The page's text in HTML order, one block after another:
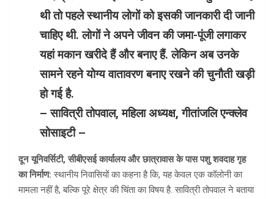
थी तो पहले स्थानीय लोगों को इसकी जानकारी दी जानी
चाहिए थी. लोगों ने अपने जीवन की जमा-पूंजी लगाकर
यहां मकान खरीदे हैं और बनाए हैं. लेकिन अब उनके
सामने रहने योग्य वातावरण बनाए रखने की चुनौती खड़ी
हो गई है.
– सावित्री तोपवाल, महिला अध्यक्ष, गीतांजलि एन्क्लेव
सोसाइटी –
दून यूनिवर्सिटी, सीबीएसई कार्यालय और छात्रावास के पास पशु शवदाह गृह
का निर्माण:स्थानीय निवासियों का कहना है कि, यह केवल एक कॉलोनी का
मामला नहीं है, बल्कि पूरे क्षेत्र की चिंता का विषय है. सावित्री तोपवाल ने बताया